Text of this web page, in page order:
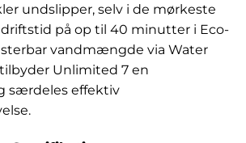
undslipper, selv i de mørkeste
på op til 40 minutter i Eco-
vandmængde via Water
Unlimited 7 en
særdeles effektiv